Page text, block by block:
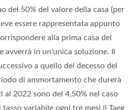
del 50% del valore della casa (per
essere rappresentata appunto
alla prima casa del
avverrà in un'unica soluzione. Il
a quello del decesso del
di ammortamento che durerà
al 2022 sono del 4,50% nel caso
variabile ogni tre mesi il Taeg